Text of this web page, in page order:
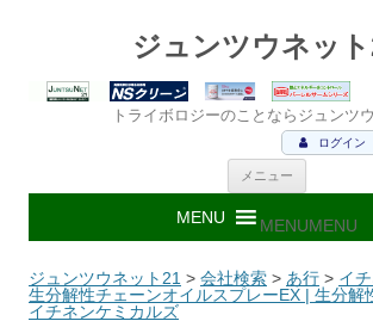
ジュンツウネッ
トライボロジーのことならジュンツ
ログイン
メニュー
ン
ツ
ス
キ
ッ
MENUMENU
ジュンツウネット21 > 会社検索 > あ行 > イ
生分解性チェーンオイルスプレーEX | 生分解
イチネンケミカルズ